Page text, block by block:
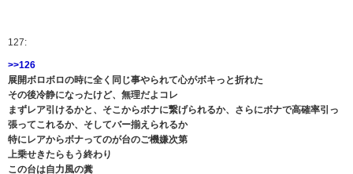
127:
>>126
展開ボロボロの時に全く同じ事やられて心がボキっと折れた
その後冷静になったけど、無理だよコレ
まずレア引けるかと、そこからボナに繋げられるか、さらにボナで高確率引っ
張ってこれるか、そしてバー揃えられるか
特にレアからボナってのが台のご機嫌次第
上乗せきたらもう終わり
この台は自力風の糞